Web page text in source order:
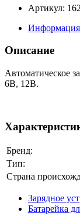
Артикул:
Информация
Описание
Автоматическое
6В, 12В.
Бренд:
Тип:
Страна
Зарядное
Батарейка